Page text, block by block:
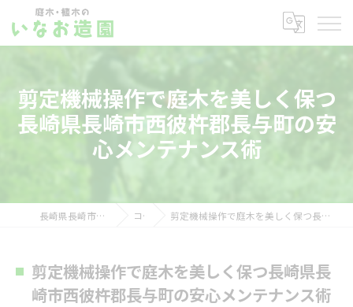
剪定機械操作で庭木を美しく保つ
長崎県長崎市西彼杵郡長与町の安
心メンテナンス術
長崎県長崎市の剪定ならいなお造園 コラム 剪定機械操作で庭木を美しく保つ長崎県長崎市西彼杵郡長与町の安心メンテナンス術
剪定機械操作で庭木を美しく保つ長崎県長
崎市西彼杵郡長与町の安心メンテナンス術